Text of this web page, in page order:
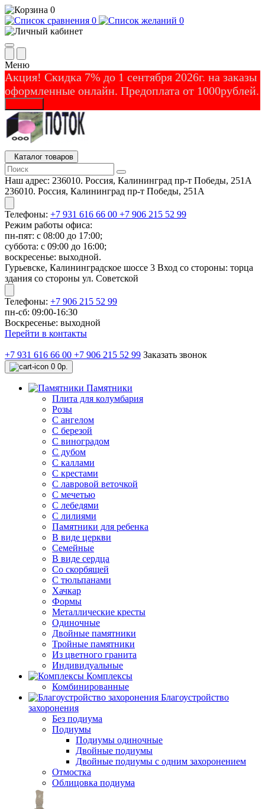
0
0
0
Меню
Акция! Скидка 7% до 1 сентября 2026г. на заказы
оформленные онлайн. Предоплата от 1000рублей.
Каталог товаров
Наш адрес: 236010. Россия, Калининград пр-т Победы, 251А
236010. Россия, Калининград пр-т Победы, 251А
Телефоны: +7 931 616 66 00 +7 906 215 52 99
Режим работы офиса:
пн-пят: с 08:00 до 17:00;
суббота: с 09:00 до 16:00;
воскресенье: выходной.
Гурьевске, Калининградское шоссе 3 Вход со стороны: торца
здания со стороны ул. Советской
Телефоны: +7 906 215 52 99
пн-сб: 09:00-16:30
Воскресенье: выходной
Перейти в контакты
+7 931 616 66 00 +7 906 215 52 99 Заказать звонок
0 0р.
Памятники
Плита для колумбария
Розы
C ангелом
C березой
С виноградом
С дубом
С каллами
С крестами
С лавровой веточкой
С мечетью
C лебедями
С лилиями
Памятники для ребенка
В виде церкви
Семейные
В виде сердца
Со скорбящей
С тюльпанами
Хачкар
Формы
Металлические кресты
Одиночные
Двойные памятники
Тройные памятники
Из цветного гранита
Индивидуальные
Комплексы
Комбинированные
Благоустройство
захоронения
Без подиума
Подиумы
Подиумы одиночные
Двойные подиумы
Двойные подиумы с одним захоронением
Отмостка
Облицовка подиума